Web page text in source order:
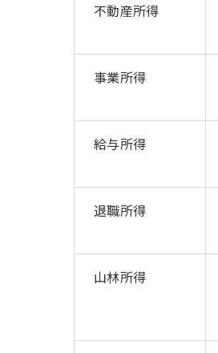
不動産所得
事業所得
給与所得
退職所得
山林所得